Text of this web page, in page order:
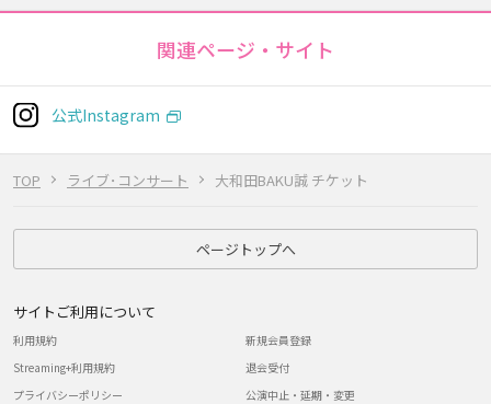
TOP ライブ･コンサート 大和田BAKU誠 チケット
関連ページ・サイト
公式Instagram
ページトップへ
サイトご利用について
利用規約
Streaming+利用規約
プライバシーポリシー
新規会員登録
退会受付
公演中止・延期・変更